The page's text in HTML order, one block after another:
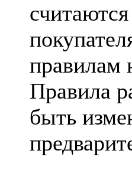
правилам
Правила
быть